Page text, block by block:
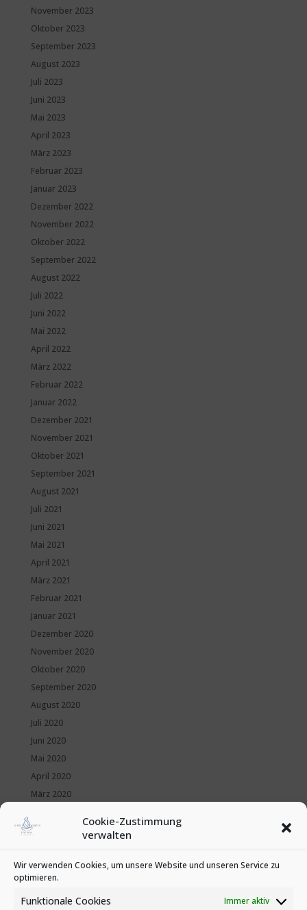
Cookie-Zustimmung
verwalten
Wir verwenden Cookies, um unsere Website und unseren Service zu
optimieren.
Funktionale Cookies Immer aktiv
November 2023
Oktober 2023
September 2023
August 2023
Juli 2023
Juni 2023
Mai 2023
April 2023
März 2023
Februar 2023
Januar 2023
Dezember 2022
November 2022
Oktober 2022
September 2022
August 2022
Juli 2022
Juni 2022
Mai 2022
April 2022
März 2022
Februar 2022
Januar 2022
Dezember 2021
November 2021
Oktober 2021
September 2021
August 2021
Juli 2021
Juni 2021
Mai 2021
April 2021
März 2021
Februar 2021
Januar 2021
Dezember 2020
November 2020
Oktober 2020
September 2020
August 2020
Juli 2020
Juni 2020
Mai 2020
April 2020
März 2020
Januar 2020
Kategorien
News
Veranstaltungen